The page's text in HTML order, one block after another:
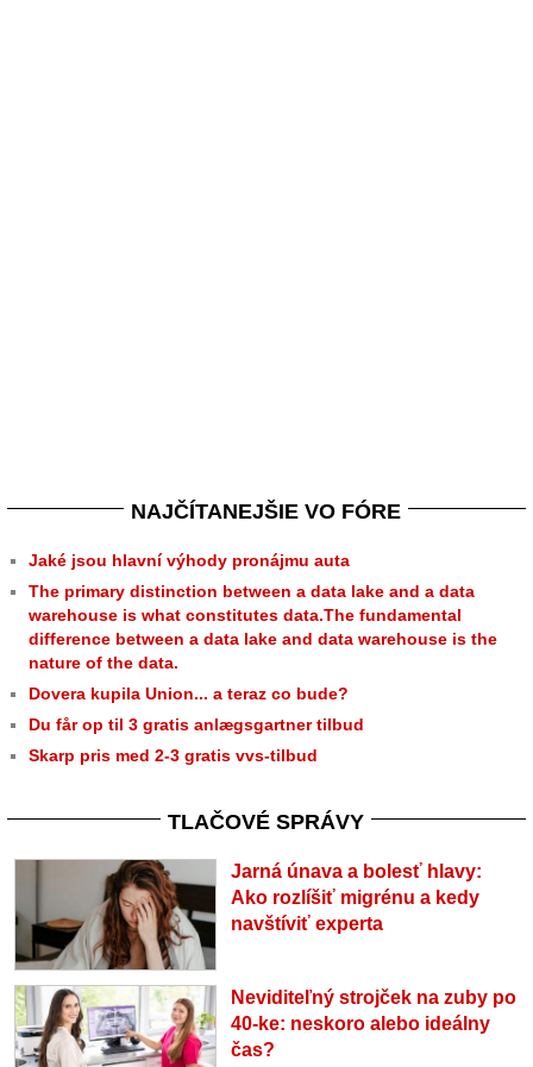
NAJČÍTANEJŠIE VO FÓRE
Jaké jsou hlavní výhody pronájmu auta
The primary distinction between a data lake and a data
warehouse is what constitutes data.The fundamental
difference between a data lake and data warehouse is the
nature of the data.
Dovera kupila Union... a teraz co bude?
Du får op til 3 gratis anlægsgartner tilbud
Skarp pris med 2-3 gratis vvs-tilbud
TLAČOVÉ SPRÁVY
Jarná únava a bolesť hlavy:
Ako rozlíšiť migrénu a kedy
navštíviť experta
Neviditeľný strojček na zuby po
40-ke: neskoro alebo ideálny
čas?